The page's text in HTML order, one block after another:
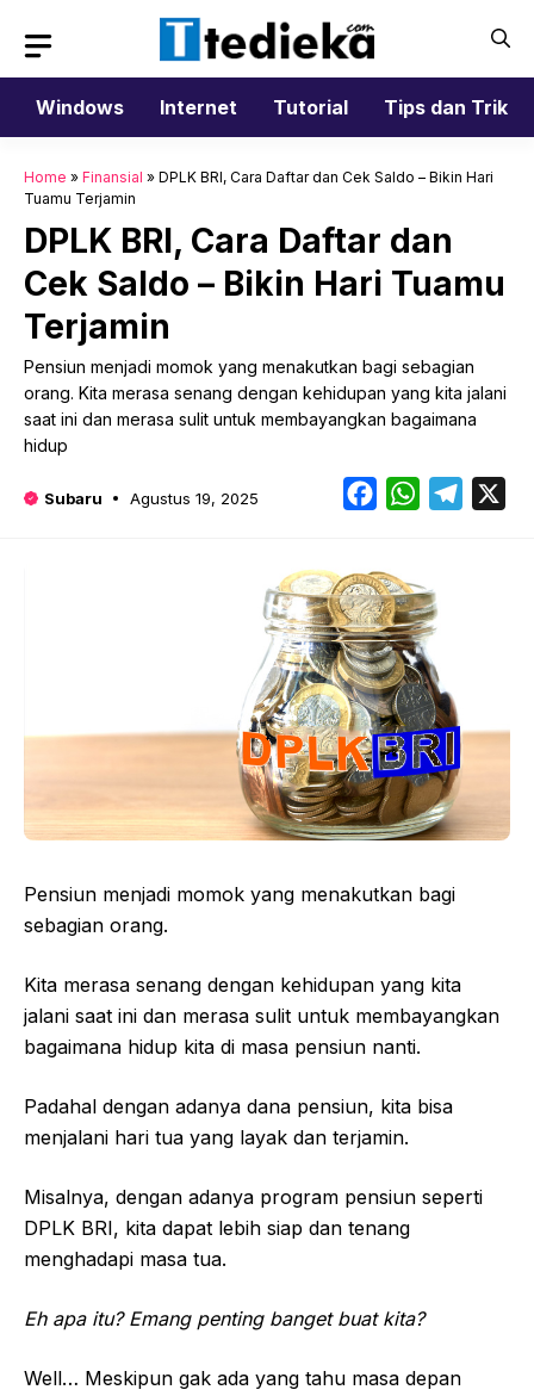
isi
Windows
Internet Tutorial Tips dan Trik
Home » Finansial » DPLK BRI, Cara Daftar dan Cek Saldo – Bikin Hari
Tuamu Terjamin
DPLK BRI, Cara Daftar dan
Cek Saldo – Bikin Hari Tuamu
Terjamin
Pensiun menjadi momok yang menakutkan bagi sebagian
orang. Kita merasa senang dengan kehidupan yang kita jalani
saat ini dan merasa sulit untuk membayangkan bagaimana
hidup
Subaru Agustus 19, 2025 FacebookWhatsApp
Pensiun menjadi momok yang menakutkan bagi
sebagian orang.
Kita merasa senang dengan kehidupan yang kita
jalani saat ini dan merasa sulit untuk membayangkan
bagaimana hidup kita di masa pensiun nanti.
Padahal dengan adanya dana pensiun, kita bisa
menjalani hari tua yang layak dan terjamin.
Misalnya, dengan adanya program pensiun seperti
DPLK BRI, kita dapat lebih siap dan tenang
menghadapi masa tua.
Eh apa itu? Emang penting banget buat kita?
Well… Meskipun gak ada yang tahu masa depan